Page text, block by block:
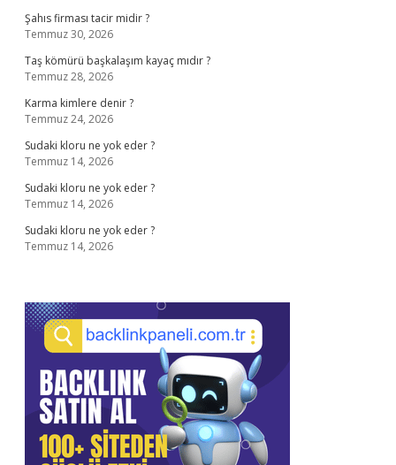
Şahıs firması tacir midir ?
Temmuz 30, 2026
Taş kömürü başkalaşım kayaç mıdır ?
Temmuz 28, 2026
Karma kimlere denir ?
Temmuz 24, 2026
Sudaki kloru ne yok eder ?
Temmuz 14, 2026
Sudaki kloru ne yok eder ?
Temmuz 14, 2026
Sudaki kloru ne yok eder ?
Temmuz 14, 2026